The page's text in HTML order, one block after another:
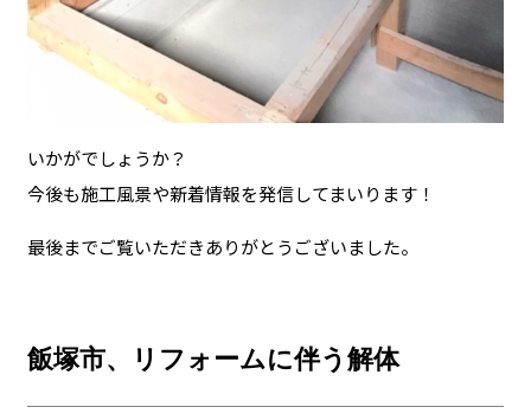
いかがでしょうか？
今後も施工風景や新着情報を発信してまいります！
最後までご覧いただきありがとうございました。
飯塚市、リフォームに伴う解体